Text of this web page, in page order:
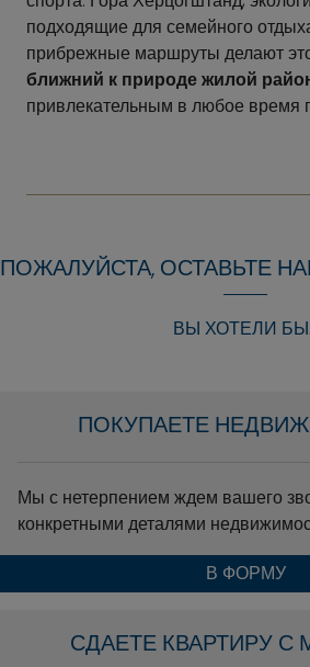
подходящие для семейного
прибрежные маршруты делают
ближний к природе жилой
привлекательным в любое время
ПОЖАЛУЙСТА, ОСТАВЬТЕ
ВЫ ХОТЕЛИ
ПОКУПАЕТЕ
Мы с нетерпением ждем вашего
конкретными деталями
В ФОРМУ
СДАЕТЕ КВАРТИРУ С